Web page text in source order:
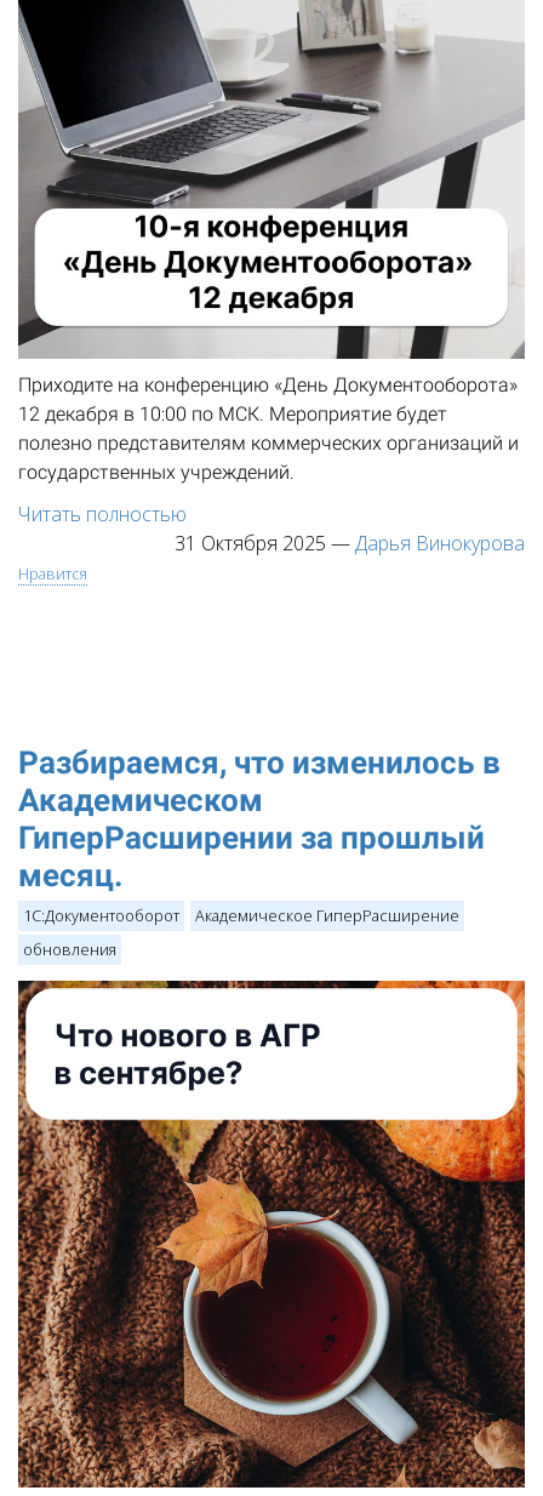
Приходите на конференцию «День Документооборота»
12 декабря в 10:00 по МСК. Мероприятие будет
полезно представителям коммерческих организаций и
государственных учреждений.
Читать полностью
31 Октября 2025 —Дарья Винокурова
Нравится
Разбираемся, что изменилось в
Академическом
ГиперРасширении за прошлый
месяц.
1С:Документооборот
Академическое ГиперРасширение
обновления